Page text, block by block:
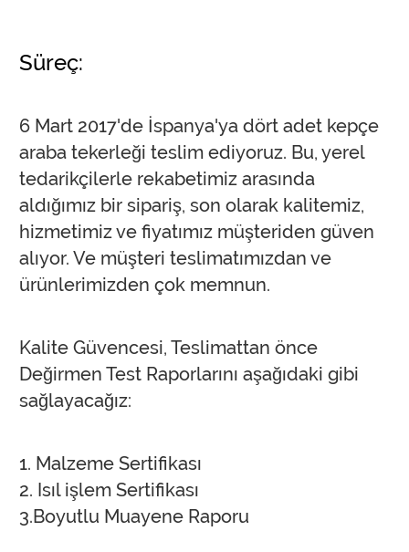
Süreç:
6 Mart 2017'de İspanya'ya dört adet kepçe
araba tekerleği teslim ediyoruz. Bu, yerel
tedarikçilerle rekabetimiz arasında
aldığımız bir sipariş, son olarak kalitemiz,
hizmetimiz ve fiyatımız müşteriden güven
alıyor. Ve müşteri teslimatımızdan ve
ürünlerimizden çok memnun.
Kalite Güvencesi, Teslimattan önce
Değirmen Test Raporlarını aşağıdaki gibi
sağlayacağız:
1. Malzeme Sertifikası
2. Isıl işlem Sertifikası
3.Boyutlu Muayene Raporu